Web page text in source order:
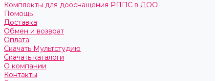
Комплекты для дооснащения РППС в ДОО
Помощь
Доставка
Обмен и возврат
Оплата
Скачать Мультстудию
Скачать каталоги
О компании
Контакты